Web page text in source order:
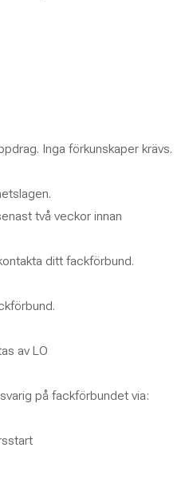
Inga förkunskaper krävs.
två veckor innan
ditt fackförbund.
av LO
på fackförbundet via: